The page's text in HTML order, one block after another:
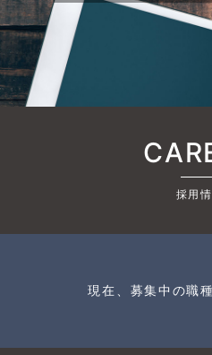
採用
現在、募集中の職